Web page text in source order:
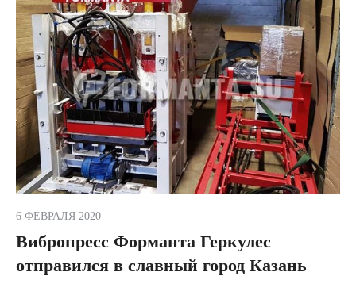
6 ФЕВРАЛЯ 2020
Вибропресс Форманта Геркулес
отправился в славный город Казань